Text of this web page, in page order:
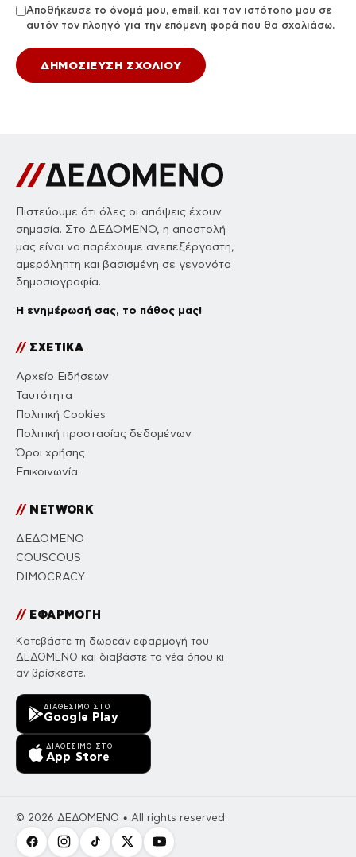
Αποθήκευσε το όνομά μου, email, και τον ιστότοπο μου σε
αυτόν τον πλοηγό για την επόμενη φορά που θα σχολιάσω.
Πιστεύουμε ότι όλες οι απόψεις έχουν
σημασία. Στο ΔΕΔΟΜΕΝΟ, η αποστολή
μας είναι να παρέχουμε ανεπεξέργαστη,
αμερόληπτη και βασισμένη σε γεγονότα
δημοσιογραφία.
Η ενημέρωσή σας, το πάθος μας!
//ΣΧΕΤΙΚΑ
Αρχείο Ειδήσεων
Ταυτότητα
Πολιτική Cookies
Πολιτική προστασίας δεδομένων
Όροι χρήσης
Επικοινωνία
//NETWORK
ΔΕΔΟΜΕΝΟ
COUSCOUS
DIMOCRACY
//ΕΦΑΡΜΟΓΗ
Κατεβάστε τη δωρεάν εφαρμογή του
ΔΕΔΟΜΕΝΟ και διαβάστε τα νέα όπου κι
αν βρίσκεστε.
ΔΙΑΘΈΣΙΜΟ ΣΤΟ
Google Play
ΔΙΑΘΈΣΙΜΟ ΣΤΟ
App Store
© 2026 ΔΕΔΟΜΕΝΟ • All rights reserved.